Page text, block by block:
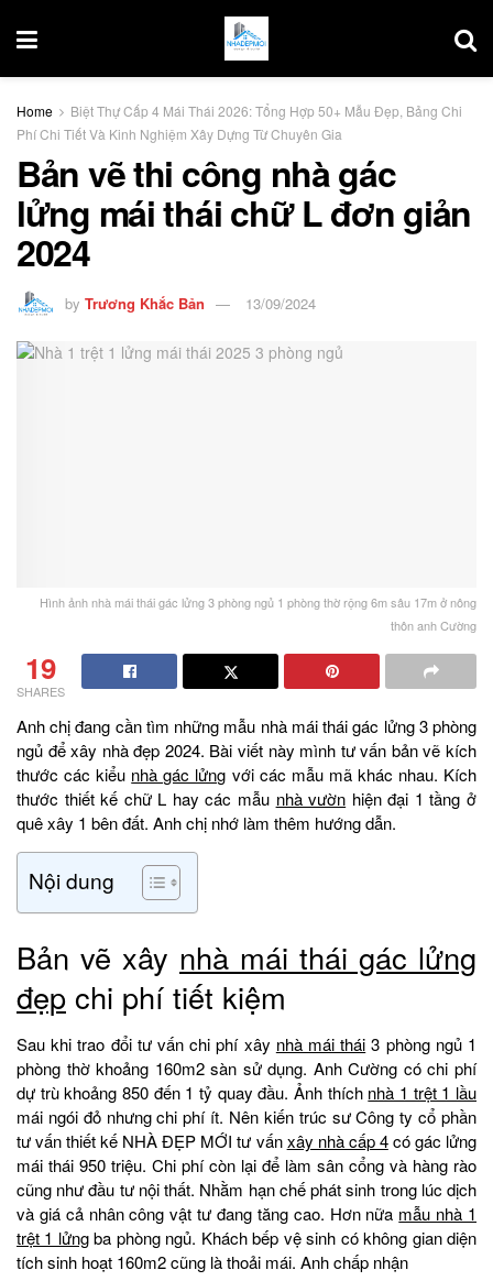
Home
Biệt Thự Cấp 4 Mái Thái 2026: Tổng Hợp 50+ Mẫu Đẹp, Bảng Chi
Phí Chi Tiết Và Kinh Nghiệm Xây Dựng Từ Chuyên Gia
Bản vẽ thi công nhà gác
lửng mái thái chữ L đơn giản
2024
by Trương Khắc Bản 13/09/2024
Hình ảnh nhà mái thái gác lửng 3 phòng ngủ 1 phòng thờ rộng 6m sâu 17m ở nông
thôn anh Cường
19
SHARES
Anh chị đang cần tìm những mẫu nhà mái thái gác lửng 3 phòng
ngủ để xây nhà đẹp 2024. Bài viết này mình tư vấn bản vẽ kích
thước các kiểu nhà gác lửng với các mẫu mã khác nhau. Kích
thước thiết kế chữ L hay các mẫu nhà vườn hiện đại 1 tầng ở
quê xây 1 bên đất. Anh chị nhớ làm thêm hướng dẫn.
Nội dung
Bản vẽ xây nhà mái thái gác lửng
đẹp chi phí tiết kiệm
Sau khi trao đổi tư vấn chi phí xây nhà mái thái 3 phòng ngủ 1
phòng thờ khoảng 160m2 sàn sử dụng. Anh Cường có chi phí
dự trù khoảng 850 đến 1 tỷ quay đầu. Ảnh thích nhà 1 trệt 1 lầu
mái ngói đỏ nhưng chi phí ít. Nên kiến trúc sư Công ty cổ phần
tư vấn thiết kế NHÀ ĐẸP MỚI tư vấnxây nhà cấp 4có gác lửng
mái thái 950 triệu. Chi phí còn lại để làm sân cổng và hàng rào
cũng như đầu tư nội thất. Nhằm hạn chế phát sinh trong lúc dịch
và giá cả nhân công vật tư đang tăng cao. Hơn nữa mẫu nhà 1
trệt 1 lửngba phòng ngủ. Khách bếp vệ sinh có không gian diện
tích sinh hoạt 160m2 cũng là thoải mái. Anh chấp nhận